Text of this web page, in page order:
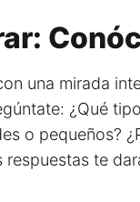
una mirada
¿Qué
o pequeños?
te